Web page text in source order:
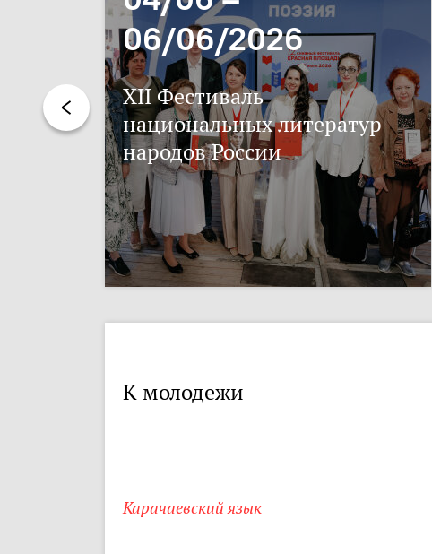
06/06/2026
XII Фестиваль
национальных литератур
народов России
К молодежи
Карачаевский язык